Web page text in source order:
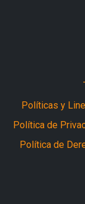
Políticas y
Política de
Política de